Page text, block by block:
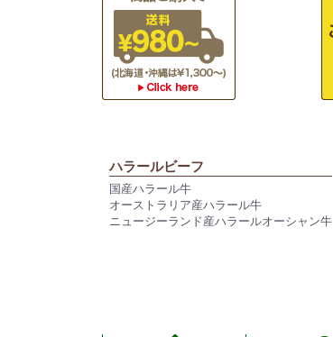
ハラールビーフ
国産ハラール牛
オーストラリア産ハラール牛
ニュージーランド産ハラールオーシャン牛